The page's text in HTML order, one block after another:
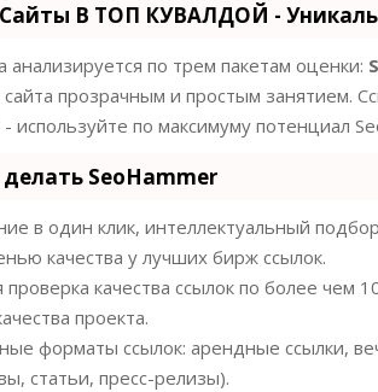
В ТОП КУВАЛДОЙ -
анализируется по трем пакетам оценки:
прозрачным и простым занятием.
используйте по максимуму потенциал
SeoHammer
в один клик, интеллектуальный
качества у лучших бирж ссылок.
качества ссылок по более чем
проекта.
форматы ссылок: арендные ссылки,
статьи, пресс-релизы).